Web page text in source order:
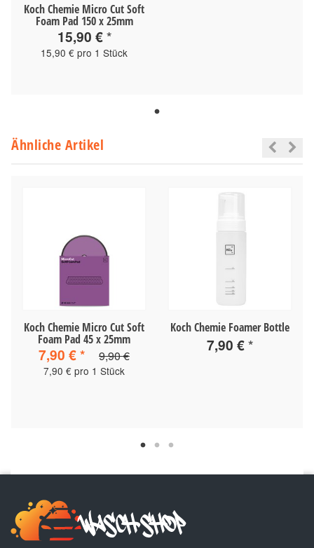
Koch Chemie Micro Cut Soft
Foam Pad 150 x 25mm
15,90 €*
15,90 € pro 1 Stück
Ähnliche Artikel
Koch Chemie Micro Cut Soft
Foam Pad 45 x 25mm
7,90 €* 9,90 €
7,90 € pro 1 Stück
Koch Chemie Foamer Bottle
7,90 €*